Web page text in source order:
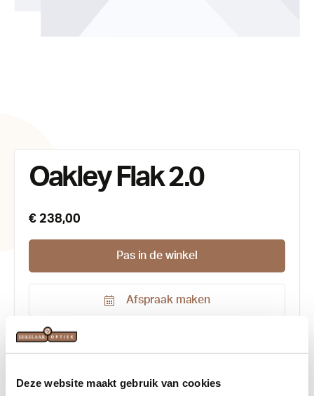
Deze website maakt gebruik van cookies
Oakley Flak 2.0
€ 238,00
Pas in de winkel
Afspraak maken
213122
Maat: 59-12